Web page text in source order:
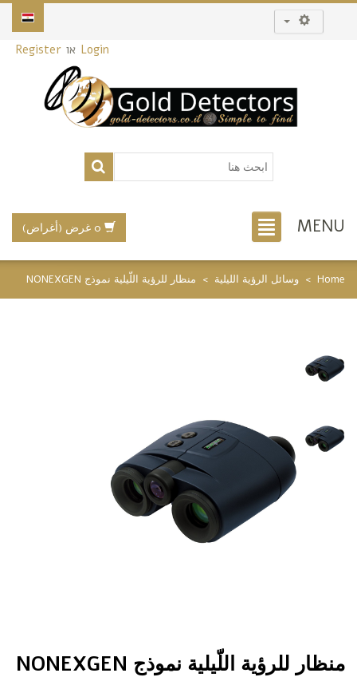
Loginאו Register
MENU 0 غرض (أغراض)
Home
> وسائل الرؤية الليلية > منظار للرؤية اللّيلية نموذج NONEXGEN
منظار للرؤية اللّيلية نموذج NONEXGEN